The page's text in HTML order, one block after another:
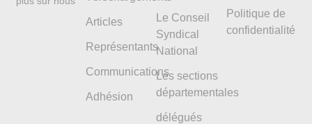
Articles
Représentants
Communications
Adhésion
Le Conseil
Syndical
National
Les sections
départementales
délégués
Politique de
confidentialité